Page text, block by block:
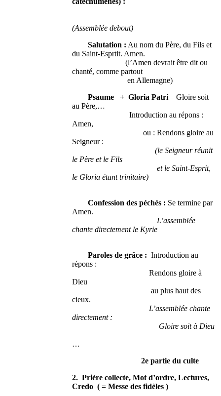
(Assemblée debout)
Salutation : Au nom du Père, du Fils et
du Saint-Esprtit. Amen.
(l’Amen devrait être dit ou
chanté, comme partout
en Allemagne)
Psaume + Gloria Patri– Gloire soit
au Père,…
Introduction au répons :
Amen,
ou : Rendons gloire au
Seigneur :
(le Seigneur réunit
le Père et le Fils
et le Saint-Esprit,
le Gloria étant trinitaire)
Confession des péchés : Se termine par
Amen.
L’assemblée
chante directement le Kyrie
Paroles de grâce : Introduction au
répons :
Rendons gloire à
Dieu
au plus haut des
cieux.
L’assemblée chante
directement :
Gloire soit à Dieu
…
2e partie du culte
2. Prière collecte, Mot d’ordre, Lectures,
Credo ( = Messe des fidèles )